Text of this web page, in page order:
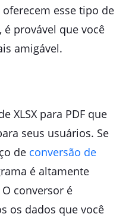
esse tipo de
é provável que você
amigável.
XLSX para PDF que
seus usuários. Se
de conversão de
é altamente
conversor é
os dados que você